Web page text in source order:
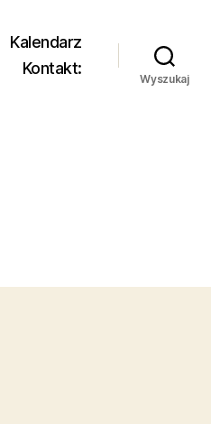
Kalendarz
Kontakt:
Wyszukaj